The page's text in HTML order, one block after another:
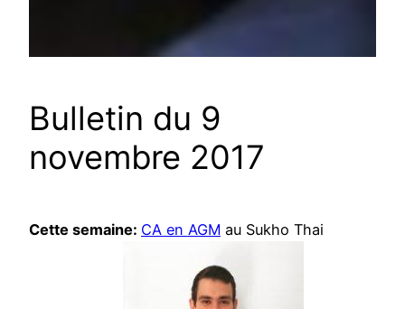
Bulletin du 9
novembre 2017
Cette semaine: CA en AGM au Sukho Thai